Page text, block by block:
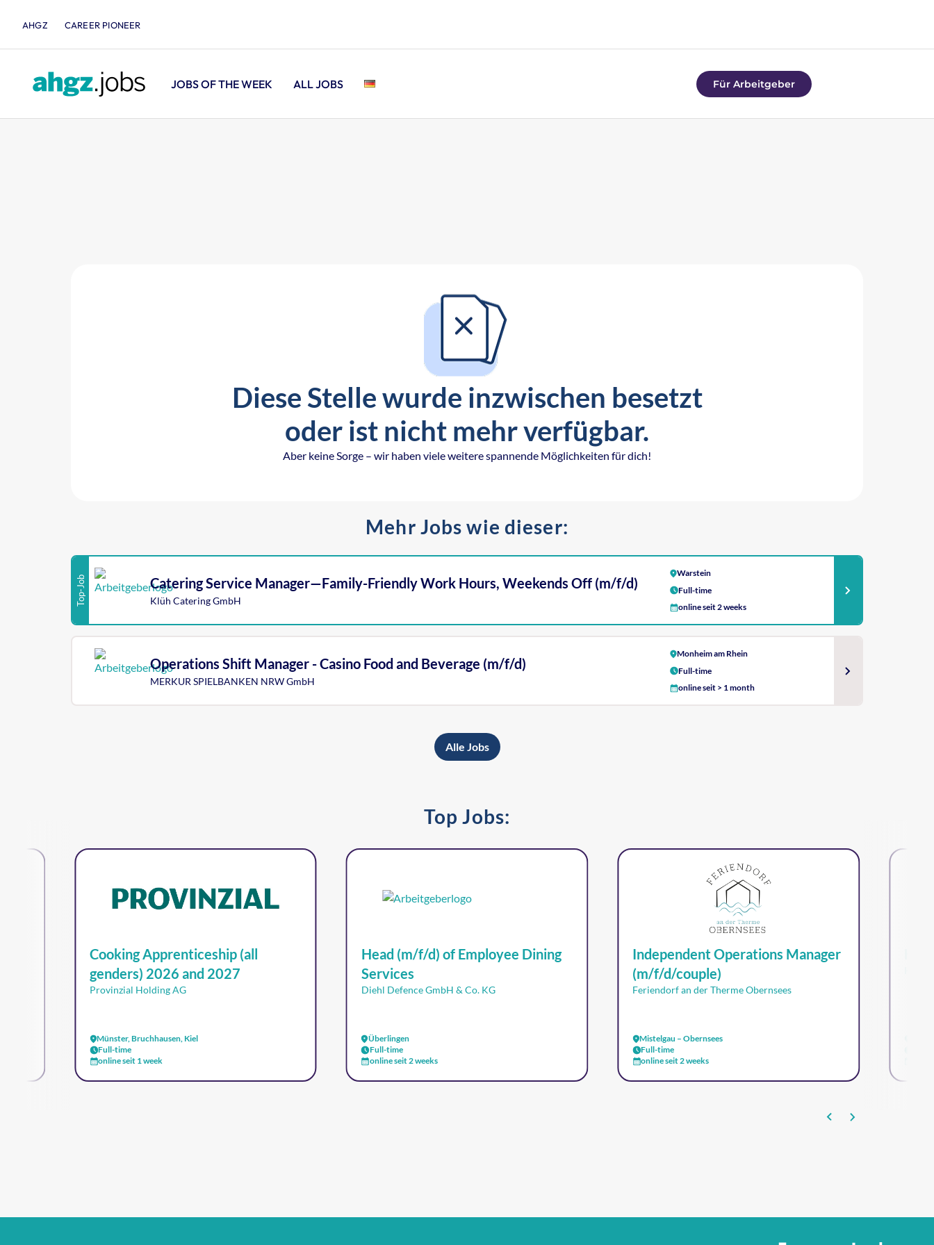
AHGZ CAREER PIONEER
JOBS OF THE WEEK ALL JOBS Für Arbeitgeber
Diese Stelle wurde inzwischen besetzt
oder ist nicht mehr verfügbar.
Aber keine Sorge – wir haben viele weitere spannende Möglichkeiten für dich!
Mehr Jobs wie dieser:
Top-Job Catering Service Manager—Family-Friendly Work Hours, Weekends Off (m/f/d)
Klüh Catering GmbH
Warstein
Full-time
online seit 2 weeks
Operations Shift Manager - Casino Food and Beverage (m/f/d)
MERKUR SPIELBANKEN NRW GmbH
Monheim am Rhein
Full-time
online seit > 1 month
Alle Jobs
Top Jobs:
Cooking Apprenticeship (all
genders) 2026 and 2027
Provinzial Holding AG
Münster, Bruchhausen, Kiel
Full-time
online seit 1 week
Head (m/f/d) of Employee Dining
Services
Diehl Defence GmbH & Co. KG
Überlingen
Full-time
online seit 2 weeks
Independent Operations Manager
(m/f/d/couple)
Feriendorf an der Therme Obernsees
Mistelgau – Obernsees
Full-time
online seit 2 weeks